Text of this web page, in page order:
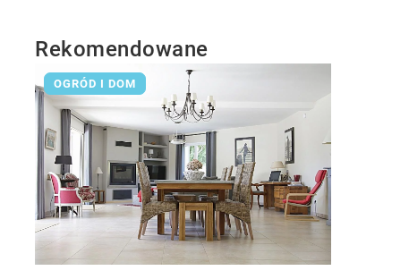
Rekomendowane
OGRÓD I DOM